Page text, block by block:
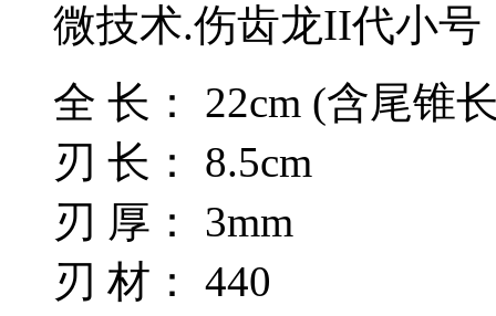
微技术.伤齿龙II代小号
全 长： 22cm (含尾锥
刃 长： 8.5cm
刃 厚： 3mm
刃 材： 440